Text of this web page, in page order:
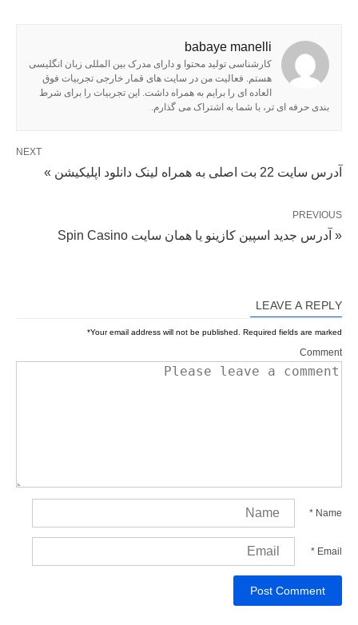
babaye manelli
کارشناسی تولید محتوا و دارای مدرک بین المللی زبان انگلیسی
هستم. فعالیت من در سایت های قمار خارجی تجربیات فوق
العاده ای را برایم به همراه داشت. این تجربیات را برای شرط
بندی حرفه ای تر، با شما به اشتراک می گذارم.
NEXT
آدرس سایت 22 بت اصلی به همراه لینک دانلود اپلیکیشن »
PREVIOUS
« آدرس جدید اسپین کازینو یا همان سایت Spin Casino
LEAVE A REPLY
Your email address will not be published. Required fields are marked
*
Comment
Name
*
Email
*